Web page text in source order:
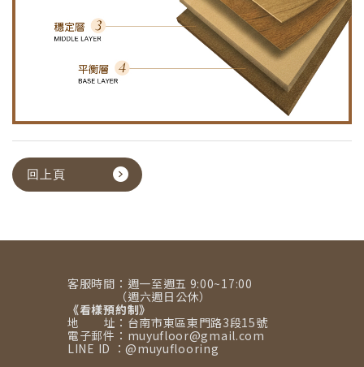
回上頁
客服時間：週一至週五 9:00~17:00
（週六週日公休）
《看樣預約制》
地 址：台南市東區東門路3段15號
電子郵件：muyufloor@gmail.com
LINE ID ：@muyuflooring